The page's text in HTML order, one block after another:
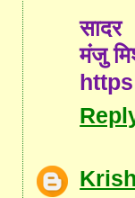
सादर
मंजु